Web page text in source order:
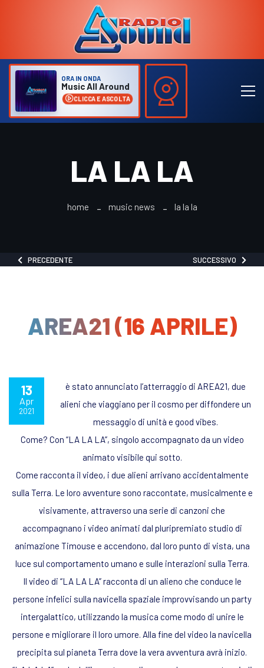
ORA IN ONDA
Music All Around
CLICCA E ASCOLTA
LA LA LA
home music news la la la
PRECEDENTE SUCCESSIVO
AREA21 (16 APRILE)
13
Apr
2021
è stato annunciato l’atterraggio di AREA21, due
alieni che viaggiano per il cosmo per diffondere un
messaggio di unità e good vibes.
Come? Con “LA LA LA”, singolo accompagnato da un video
animato visibile qui sotto.
Come racconta il video, i due alieni arrivano accidentalmente
sulla Terra. Le loro avventure sono raccontate, musicalmente e
visivamente, attraverso una serie di canzoni che
accompagnano i video animati dal pluripremiato studio di
animazione Timouse e accendono, dal loro punto di vista, una
luce sul comportamento umano e sulle interazioni sulla Terra.
Il video di “LA LA LA” racconta di un alieno che conduce le
persone infelici sulla navicella spaziale improvvisando un party
intergalattico, utilizzando la musica come modo di unire le
persone e migliorare il loro umore. Alla fine del video la navicella
precipita sul pianeta Terra dove la vera avventura avrà inizio.